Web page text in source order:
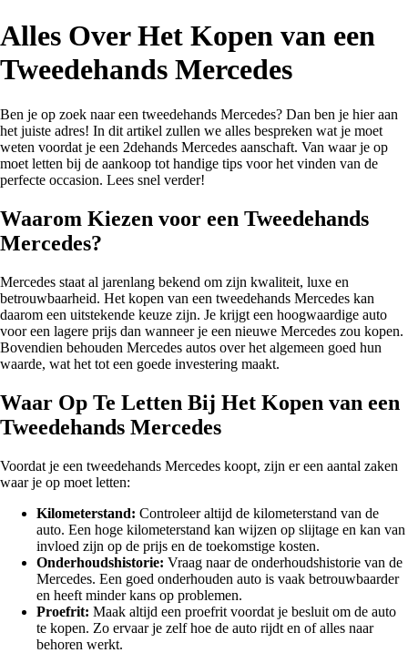
Alles Over Het Kopen van een
Tweedehands Mercedes
Ben je op zoek naar een tweedehands Mercedes? Dan ben je hier aan
het juiste adres! In dit artikel zullen we alles bespreken wat je moet
weten voordat je een 2dehands Mercedes aanschaft. Van waar je op
moet letten bij de aankoop tot handige tips voor het vinden van de
perfecte occasion. Lees snel verder!
Waarom Kiezen voor een Tweedehands
Mercedes?
Mercedes staat al jarenlang bekend om zijn kwaliteit, luxe en
betrouwbaarheid. Het kopen van een tweedehands Mercedes kan
daarom een uitstekende keuze zijn. Je krijgt een hoogwaardige auto
voor een lagere prijs dan wanneer je een nieuwe Mercedes zou kopen.
Bovendien behouden Mercedes autos over het algemeen goed hun
waarde, wat het tot een goede investering maakt.
Waar Op Te Letten Bij Het Kopen van een
Tweedehands Mercedes
Voordat je een tweedehands Mercedes koopt, zijn er een aantal zaken
waar je op moet letten:
Kilometerstand: Controleer altijd de kilometerstand van de
auto. Een hoge kilometerstand kan wijzen op slijtage en kan van
invloed zijn op de prijs en de toekomstige kosten.
Onderhoudshistorie: Vraag naar de onderhoudshistorie van de
Mercedes. Een goed onderhouden auto is vaak betrouwbaarder
en heeft minder kans op problemen.
Proefrit: Maak altijd een proefrit voordat je besluit om de auto
te kopen. Zo ervaar je zelf hoe de auto rijdt en of alles naar
behoren werkt.